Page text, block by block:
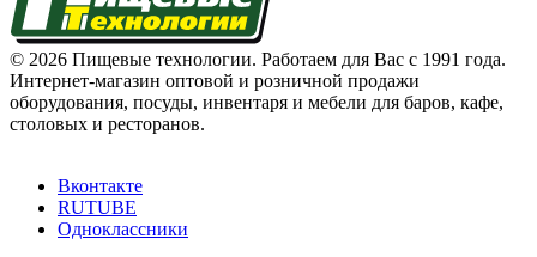
© 2026 Пищевые технологии. Работаем для Вас с 1991 года.
Интернет-магазин оптовой и розничной продажи
оборудования, посуды, инвентаря и мебели для баров, кафе,
столовых и ресторанов.
Вконтакте
RUTUBE
Одноклассники